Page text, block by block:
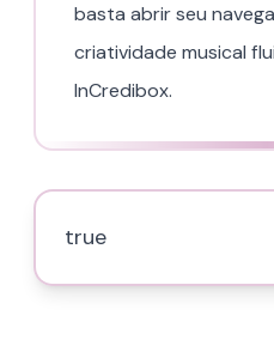
basta abrir seu
criatividade musical
InCredibox.
true